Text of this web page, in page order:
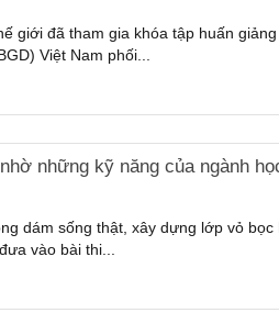
giới đã tham gia khóa tập huấn
Việt Nam phối...
những kỹ năng của ngành
dám sống thật, xây dựng lớp vỏ
vào bài thi...